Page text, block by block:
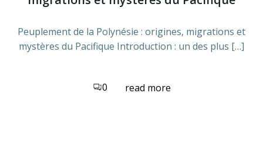
Peuplement de la Polynésie : origines, migrations et
mystères du Pacifique Introduction : un des plus […]
0 read more